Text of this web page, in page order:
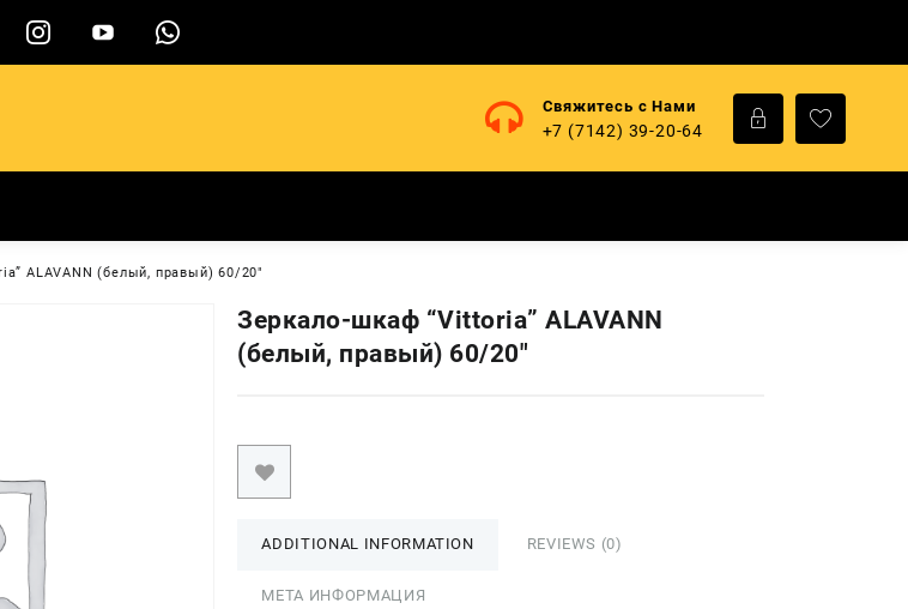
Свяжитесь с Нами
+7 (7142) 39-20-64
ALAVANN (белый, правый) 60/20″
Зеркало-шкаф “Vittoria” ALAVANN
(белый, правый) 60/20″
ADDITIONAL INFORMATION REVIEWS (0)
МЕТА ИНФОРМАЦИЯ